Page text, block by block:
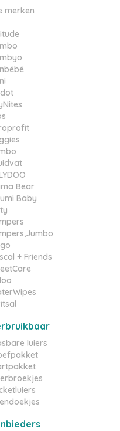
merken
Bear
Baby
+ Friends
luiers